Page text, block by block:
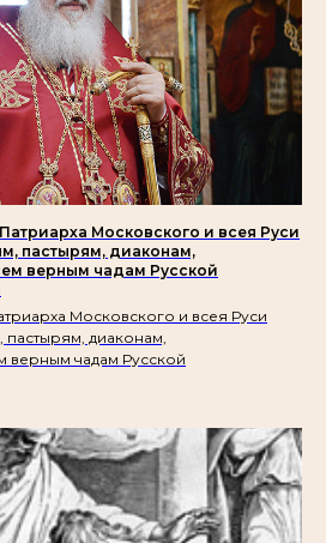
Московского и всея Руси
пастырям, диаконам,
верным чадам Русской
Московского и всея Руси
диаконам,
чадам Русской